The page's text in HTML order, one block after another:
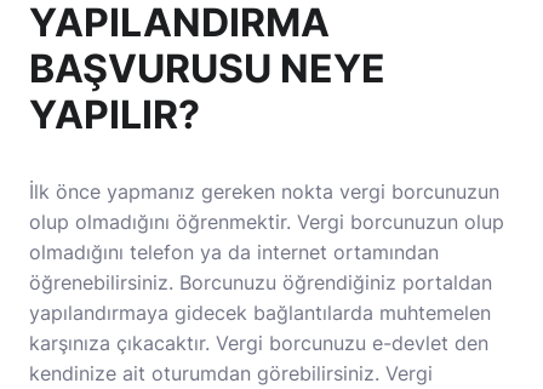
YAPILANDIRMA
BAŞVURUSU NEYE
YAPILIR?
İlk önce yapmanız gereken nokta vergi borcunuzun
olup olmadığını öğrenmektir. Vergi borcunuzun olup
olmadığını telefon ya da internet ortamından
öğrenebilirsiniz. Borcunuzu öğrendiğiniz portaldan
yapılandırmaya gidecek bağlantılarda muhtemelen
karşınıza çıkacaktır. Vergi borcunuzu e-devlet den
kendinize ait oturumdan görebilirsiniz. Vergi